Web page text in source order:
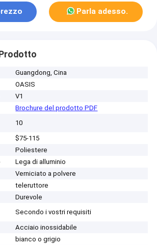
Parla adesso.
Guangdong, Cina
OASIS
V1
Brochure del prodotto PDF
10
$75-115
Poliestere
Lega di alluminio
Verniciato a polvere
teleruttore
Durevole
Secondo i vostri requisiti
Acciaio inossidabile
bianco o grigio